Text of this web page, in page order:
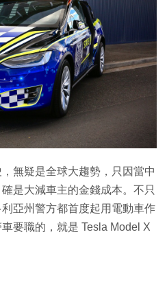
無疑是全球大趨勢，只因當中
是大減車主的金錢成本。不只
亞州警方都首度起用電動車作
要職的，就是 Tesla Model X